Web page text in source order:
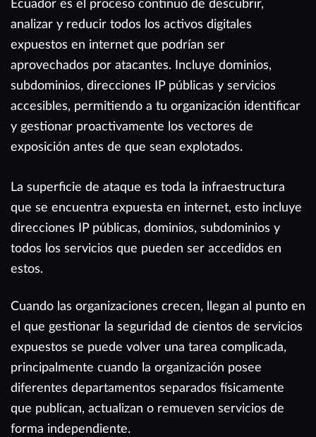
Ecuador es el proceso continuo de descubrir,
analizar y reducir todos los activos digitales
expuestos en internet que podrían ser
aprovechados por atacantes. Incluye dominios,
subdominios, direcciones IP públicas y servicios
accesibles, permitiendo a tu organización identificar
y gestionar proactivamente los vectores de
exposición antes de que sean explotados.
La superficie de ataque es toda la infraestructura
que se encuentra expuesta en internet, esto incluye
direcciones IP públicas, dominios, subdominios y
todos los servicios que pueden ser accedidos en
estos.
Cuando las organizaciones crecen, llegan al punto en
el que gestionar la seguridad de cientos de servicios
expuestos se puede volver una tarea complicada,
principalmente cuando la organización posee
diferentes departamentos separados físicamente
que publican, actualizan o remueven servicios de
forma independiente.